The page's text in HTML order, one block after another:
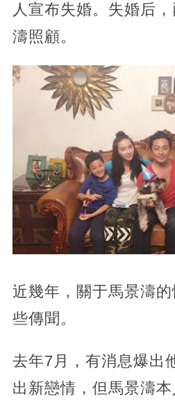
人宣布失婚。失婚后
濤照顧。
近幾年，關于馬景濤
些傳聞。
去年7月，有消息爆出
出新戀情，但馬景濤